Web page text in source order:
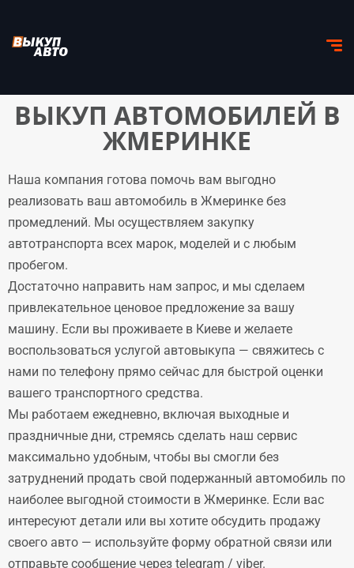
ВЫКУП АВТОМОБИЛЕЙ В
ЖМЕРИНКЕ
Наша компания готова помочь вам выгодно
реализовать ваш автомобиль в Жмеринке без
промедлений. Мы осуществляем закупку
автотранспорта всех марок, моделей и с любым
пробегом.
Достаточно направить нам запрос, и мы сделаем
привлекательное ценовое предложение за вашу
машину. Если вы проживаете в Киеве и желаете
воспользоваться услугой автовыкупа — свяжитесь с
нами по телефону прямо сейчас для быстрой оценки
вашего транспортного средства.
Мы работаем ежедневно, включая выходные и
праздничные дни, стремясь сделать наш сервис
максимально удобным, чтобы вы смогли без
затруднений продать свой подержанный автомобиль по
наиболее выгодной стоимости в Жмеринке. Если вас
интересуют детали или вы хотите обсудить продажу
своего авто — используйте форму обратной связи или
отправьте сообщение через telegram / viber.